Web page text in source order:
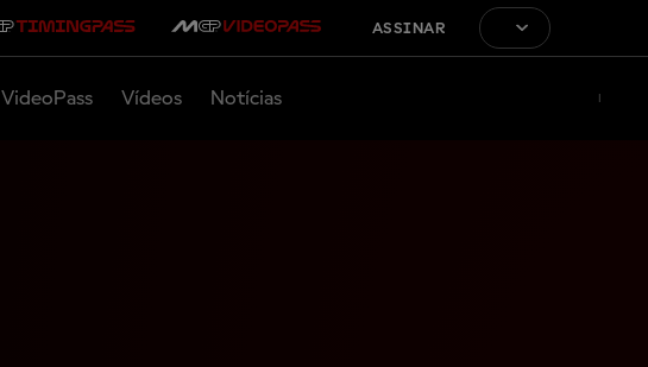
ASSINAR
VideoPass Vídeos Notícias